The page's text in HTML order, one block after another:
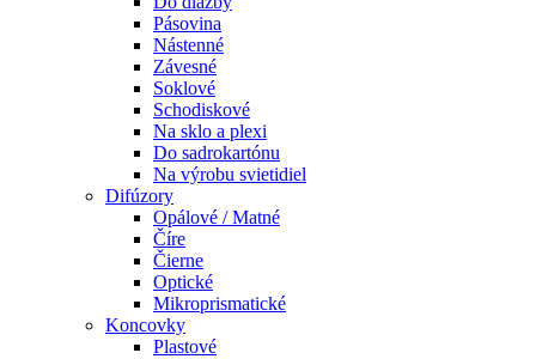
Pásovina
Nástenné
Závesné
Soklové
Schodiskové
Na sklo a plexi
Do sadrokartónu
Na výrobu svietidiel
Difúzory
Opálové / Matné
Číre
Čierne
Optické
Mikroprismatické
Koncovky
Plastové